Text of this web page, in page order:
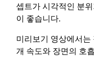
셉트가 시각적인 분
이 좋습니다.
미리보기 영상에서
개 속도와 장면의 호